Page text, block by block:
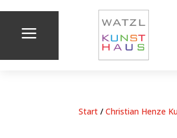
a
Start /Christian Henze